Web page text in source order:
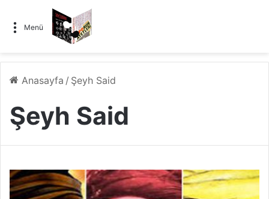
Menü
Anasayfa / Şeyh Said
Şeyh Said